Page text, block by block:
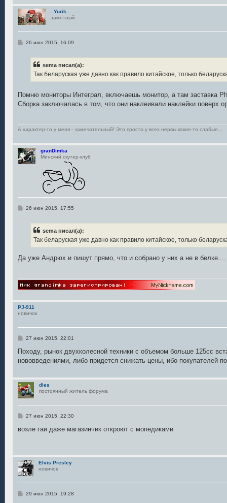
..Yurik..
заметный
С26 июн 2015, 16:09
sema писал(а):
Так беларуская уже давно как правило китайское, только
Помню мониторы Интеграл, включаешь монитор, а там заставка
Сборка заключалась в том, что они наклеивали наклейки поверх
А характер-то у меня - замечательный! Это просто у всех нервы какие-то слабые...
granDimka
Минский скутер-клуб
С
е
26 июн 2015, 17:55
sema писал(а):
Так беларуская уже давно как правило китайское, только
Да уже Андрюх и пишут прямо, что и собрано у них а не в белке....
PJ-911
новичок
С
о
щ
и
е
27 июн 2015, 22:01
Походу, рынок двухколесной техники с объемом больше 125сс
нововведениями, либо придется снижать цены, ибо покупателей
dies
постоянный житель форума
С
о
и
е
27 июн 2015, 22:30
возле гаи даже магазинчик откроют с мопедиками
Elvis Presley
новичок
С29 июн 2015, 19:28